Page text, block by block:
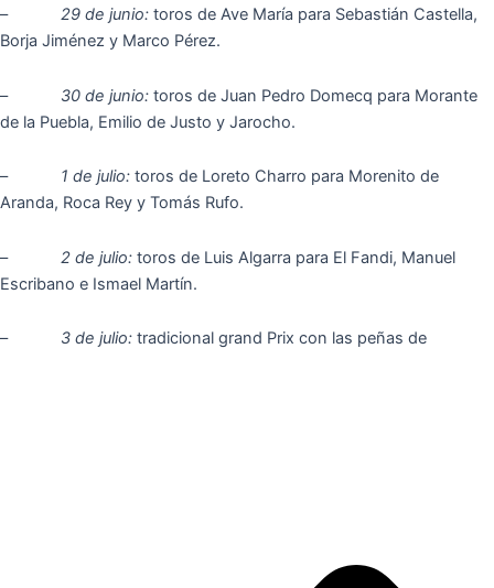
– 29 de junio: toros de Ave María para Sebastián Castella,
Borja Jiménez y Marco Pérez.
– 30 de junio: toros de Juan Pedro Domecq para Morante
de la Puebla, Emilio de Justo y Jarocho.
– 1 de julio: toros de Loreto Charro para Morenito de
Aranda, Roca Rey y Tomás Rufo.
– 2 de julio: toros de Luis Algarra para El Fandi, Manuel
Escribano e Ismael Martín.
– 3 de julio: tradicional grand Prix con las peñas de